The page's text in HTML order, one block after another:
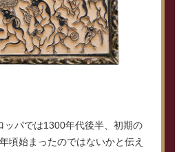
ッパでは1300年代後半、初期の
頃始まったのではないかと伝え